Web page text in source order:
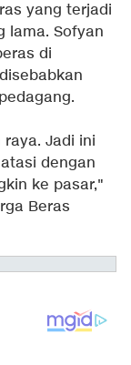
yang terjadi
lama. Sofyan
di
Jadi ini
dengan
ke pasar,"
Beras